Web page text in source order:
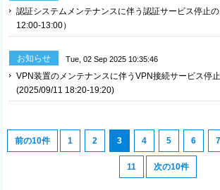
認証システムメンテナンスに伴う認証サービス停止
12:00-13:00）
お知らせ Tue, 02 Sep 2025 10:35:46
VPN装置のメンテナンスに伴うVPN接続サービス停
(2025/09/11 18:20-19:20)
前の10件 1 2 3 4 5 6 7
11 次の10件